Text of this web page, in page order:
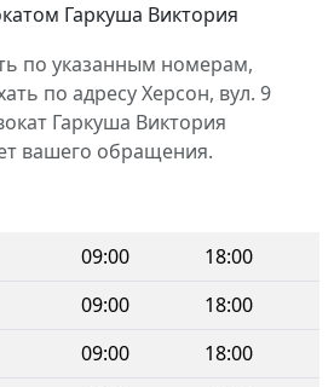
Гаркуша Виктория
по указанным номерам,
по адресу Херсон, вул. 9
Гаркуша Виктория
вашего обращения.
09:00
18:00
09:00
18:00
09:00
18:00